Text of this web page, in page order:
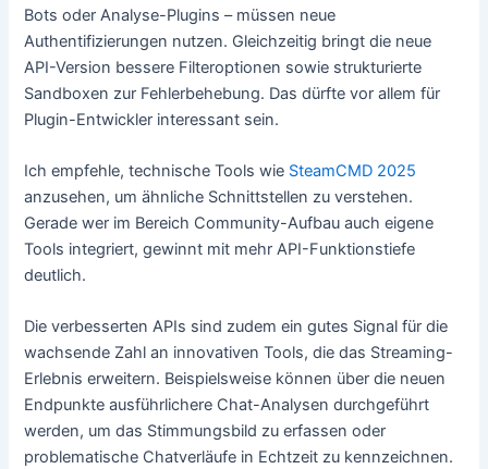
Bots oder Analyse-Plugins – müssen neue
Authentifizierungen nutzen. Gleichzeitig bringt die neue
API-Version bessere Filteroptionen sowie strukturierte
Sandboxen zur Fehlerbehebung. Das dürfte vor allem für
Plugin-Entwickler interessant sein.
Ich empfehle, technische Tools wie SteamCMD 2025
anzusehen, um ähnliche Schnittstellen zu verstehen.
Gerade wer im Bereich Community-Aufbau auch eigene
Tools integriert, gewinnt mit mehr API-Funktionstiefe
deutlich.
Die verbesserten APIs sind zudem ein gutes Signal für die
wachsende Zahl an innovativen Tools, die das Streaming-
Erlebnis erweitern. Beispielsweise können über die neuen
Endpunkte ausführlichere Chat-Analysen durchgeführt
werden, um das Stimmungsbild zu erfassen oder
problematische Chatverläufe in Echtzeit zu kennzeichnen.